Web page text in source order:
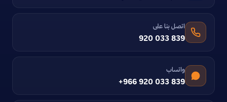
اتصل بنا على
920 033 839
واتساب
+966 920 033 839